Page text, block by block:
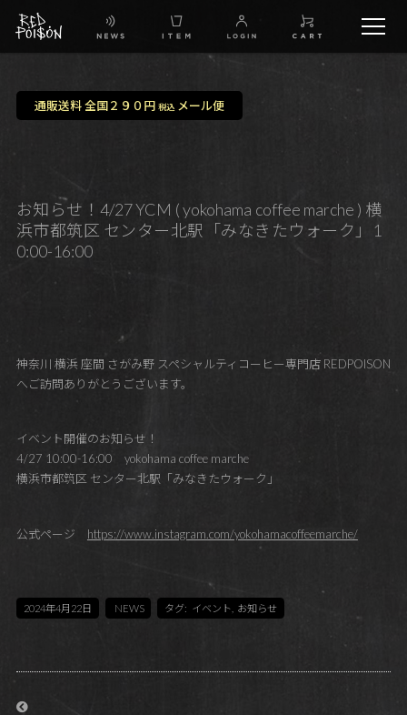
FB
通販送料 全国２９０円 税込メール便
お知らせ！4/27 YCM ( yokohama coffee marche ) 横
浜市都筑区 センター北駅「みなきたウォーク」1
0:00-16:00
神奈川 横浜 座間 さがみ野 スペシャルティコーヒー専門店 REDPOISON
へご訪問ありがとうございます。
イベント開催のお知らせ！
4/27 10:00-16:00 yokohama coffee marche
横浜市都筑区 センター北駅「みなきたウォーク」
公式ページ https://www.instagram.com/yokohamacoffeemarche/
2024年4月22日 NEWS タグ: イベント お知らせ